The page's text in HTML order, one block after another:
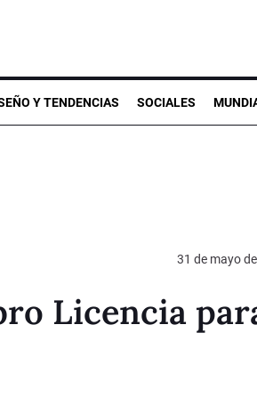
Y TENDENCIAS SOCIALES
31 de mayo
Licencia